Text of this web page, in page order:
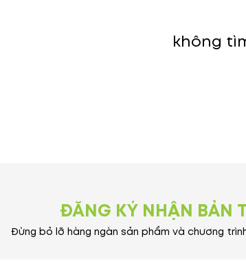
không
ĐĂNG KÝ NHẬN BẢN
Đừng bỏ lỡ hàng ngàn sản phẩm và chương